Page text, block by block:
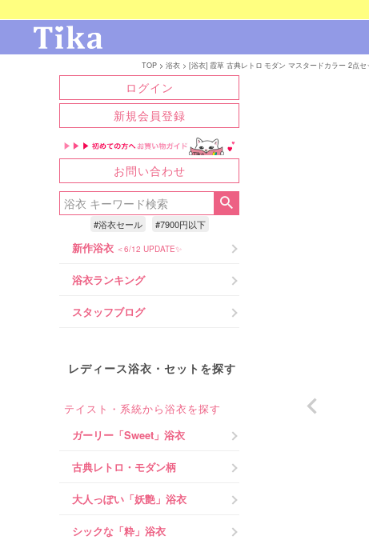
TOP 浴衣 [浴衣] 霞草 古典レトロ モダン マスタードカラー 2点
ログイン
新規会員登録
お問い合わせ
#浴衣セール #7900円以下
新作浴衣 ＜6/12 UPDATE✨
浴衣ランキング
スタッフブログ
レディース浴衣・セットを探す
テイスト・系統から浴衣を探す
ガーリー「Sweet」浴衣
古典レトロ・モダン柄
大人っぽい「妖艶」浴衣
シックな「粋」浴衣